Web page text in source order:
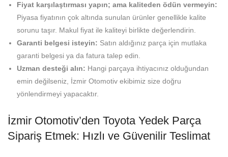
Fiyat karşılaştırması yapın; ama kaliteden ödün vermeyin:
Piyasa fiyatının çok altında sunulan ürünler genellikle kalite
sorunu taşır. Makul fiyat ile kaliteyi birlikte değerlendirin.
Garanti belgesi isteyin: Satın aldığınız parça için mutlaka
garanti belgesi ya da fatura talep edin.
Uzman desteği alın: Hangi parçaya ihtiyacınız olduğundan
emin değilseniz, İzmir Otomotiv ekibimiz size doğru
yönlendirmeyi yapacaktır.
İzmir Otomotiv’den Toyota Yedek Parça
Sipariş Etmek: Hızlı ve Güvenilir Teslimat